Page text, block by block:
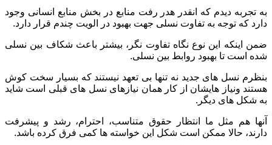
به تجربه دیدم که انقدر هدر رفت منابع در بخش منابع انسانی وجود
دارد که توجه به تفاوت نسلی جهت بهبود در الویت چندم قرار دارد.
ضمن اینکه این نوع نگاه تفاوت نگر، بیشتر باعث شکاف بین نسلی
شده است تا بهبود روابط بین نسلی.
بنظرم نسل های جدید نه تنها بی تعهد نیستند که بسیار سخت کوش
هستند ونیاز هایشان از کار همان نیازهای نسل های قبلی است شاید
به شکل های دیگر.
آنها هم مثل ما انتظار حقوق متناسب، احترام، رشد و پیشرفت
دارند، حالا ممکن است شکل این خواسته ها کمی فرق کرده باشد.